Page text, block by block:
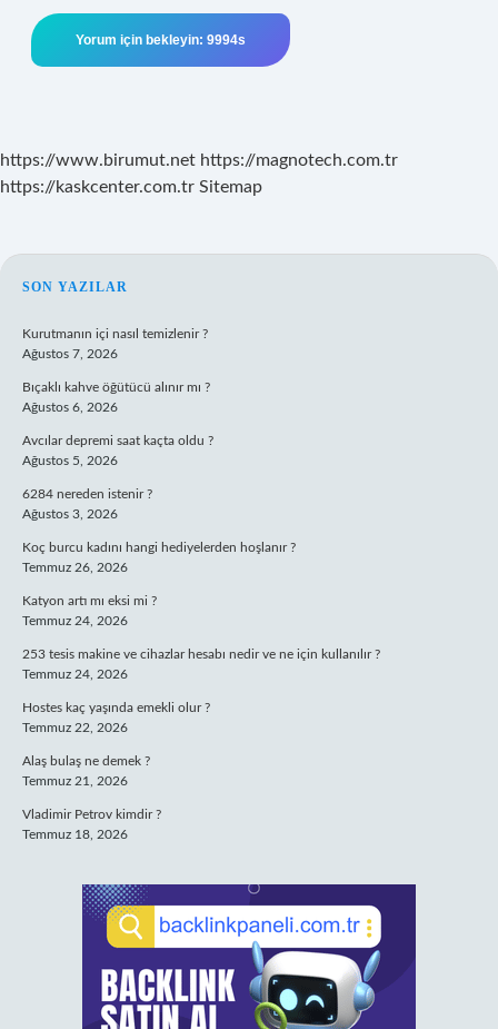
https://www.birumut.net https://magnotech.com.tr
https://kaskcenter.com.tr Sitemap
SIDEBAR
SON YAZILAR
Kurutmanın içi nasıl temizlenir ?
Ağustos 7, 2026
Bıçaklı kahve öğütücü alınır mı ?
Ağustos 6, 2026
Avcılar depremi saat kaçta oldu ?
Ağustos 5, 2026
6284 nereden istenir ?
Ağustos 3, 2026
Koç burcu kadını hangi hediyelerden hoşlanır ?
Temmuz 26, 2026
Katyon artı mı eksi mi ?
Temmuz 24, 2026
253 tesis makine ve cihazlar hesabı nedir ve ne için kullanılır ?
Temmuz 24, 2026
Hostes kaç yaşında emekli olur ?
Temmuz 22, 2026
Alaş bulaş ne demek ?
Temmuz 21, 2026
Vladimir Petrov kimdir ?
Temmuz 18, 2026